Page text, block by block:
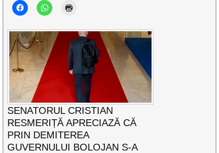
SENATORUL CRISTIAN
RESMERIȚĂ APRECIAZĂ CĂ
PRIN DEMITEREA
GUVERNULUI BOLOJAN S-A